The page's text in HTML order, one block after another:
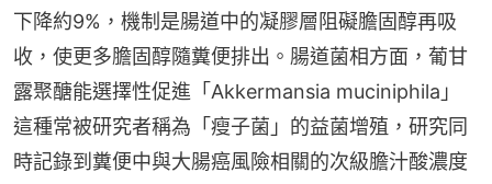
下降約9%，機制是腸道中的凝膠層阻礙膽固醇再吸
收，使更多膽固醇隨糞便排出。腸道菌相方面，葡甘
露聚醣能選擇性促進「Akkermansia muciniphila」
這種常被研究者稱為「瘦子菌」的益菌增殖，研究同
時記錄到糞便中與大腸癌風險相關的次級膽汁酸濃度